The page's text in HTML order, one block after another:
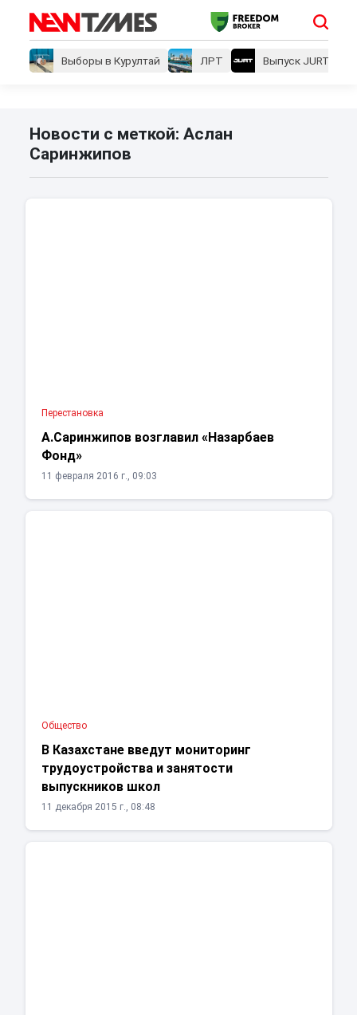
Выборы в Курултай ЛРТ Выпуск JURT
Новости с меткой: Аслан
Саринжипов
Перестановка
А.Саринжипов возглавил «Назарбаев
Фонд»
11 февраля 2016 г., 09:03
Общество
В Казахстане введут мониторинг
трудоустройства и занятости
выпускников школ
11 декабря 2015 г., 08:48